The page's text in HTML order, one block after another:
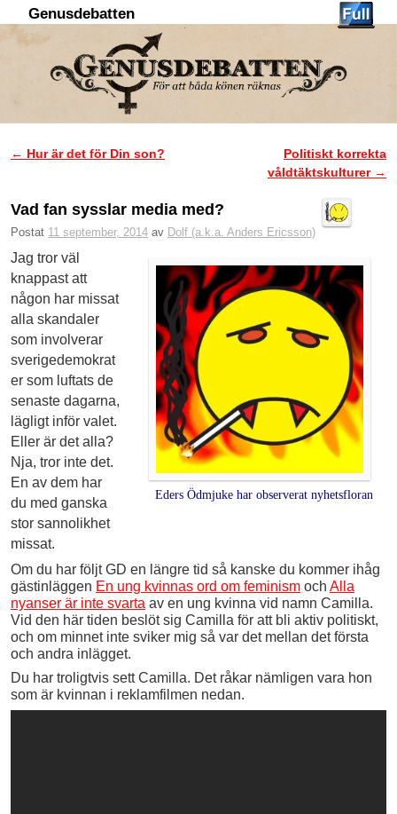
Genusdebatten
Inläggsnavigering
← Hur är det för Din son?
Politiskt korrekta
våldtäktskulturer →
Vad fan sysslar media med?
Postat 11 september, 2014 av Dolf (a.k.a. Anders Ericsson)
Eders Ödmjuke har observerat nyhetsfloran
Jag tror väl
knappast att
någon har missat
alla skandaler
som involverar
sverigedemokrat
er som luftats de
senaste dagarna,
lägligt inför valet.
Eller är det alla?
Nja, tror inte det.
En av dem har
du med ganska
stor sannolikhet
missat.
Om du har följt GD en längre tid så kanske du kommer ihåg
gästinläggen En ung kvinnas ord om feminism och Alla
nyanser är inte svarta av en ung kvinna vid namn Camilla.
Vid den här tiden beslöt sig Camilla för att bli aktiv politiskt,
och om minnet inte sviker mig så var det mellan det första
och andra inlägget.
Du har troligtvis sett Camilla. Det råkar nämligen vara hon
som är kvinnan i reklamfilmen nedan.